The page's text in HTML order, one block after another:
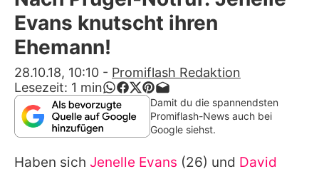
Alle Themen auf Promiflash
App runterladen
Team
Redaktionelle Richtlinien
Impressum
Evans knutscht ihren
Ehemann!
28.10.18, 10:10 - Promiflash Redaktion
Lesezeit: 1 min
Damit du die spannendsten
Promiflash-News auch bei
Google siehst.
Haben sich Jenelle Evans (26) und David